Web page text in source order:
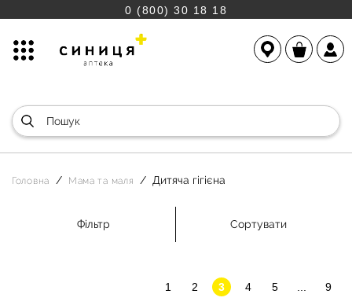
0 (800) 30 18 18
Головна Мама та маля Дитяча гігієна
Фільтр Сортувати
1 2 3 4 5 9